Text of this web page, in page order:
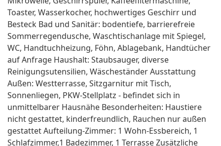
Toaster, Wasserkocher, hochwertiges Geschirr und
Besteck Bad und Sanitär: bodentiefe, barrierefreie
Sommerregendusche, Waschtischanlage mit Spiegel,
WC, Handtuchheizung, Föhn, Ablagebank, Handtücher
auf Anfrage Haushalt: Staubsauger, diverse
Reinigungsutensilien, Wäscheständer Ausstattung
Außen: Westterrasse, Sitzgarnitur mit Tisch,
Sonnenliegen, PKW-Stellplatz - befindet sich in
unmittelbarer Hausnähe Besonderheiten: Haustiere
nicht gestattet, kinderfreundlich, Rauchen nur außen
gestattet Aufteilung-Zimmer: 1 Wohn-Essbereich, 1
Schlafzimmer,1 Badezimmer, 1 Terrasse Zusätzliche